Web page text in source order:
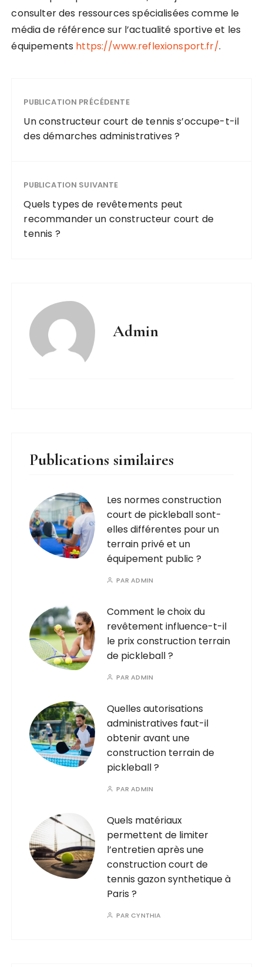
consulter des ressources spécialisées comme le
média de référence sur l’actualité sportive et les
équipements https://www.reflexionsport.fr/.
PUBLICATION PRÉCÉDENTE
Un constructeur court de tennis s’occupe-t-il
des démarches administratives ?
PUBLICATION SUIVANTE
Quels types de revêtements peut
recommander un constructeur court de
tennis ?
Admin
Publications similaires
Les normes construction
court de pickleball sont-
elles différentes pour un
terrain privé et un
équipement public ?
PARADMIN
Comment le choix du
revêtement influence-t-il
le prix construction terrain
de pickleball ?
PARADMIN
Quelles autorisations
administratives faut-il
obtenir avant une
construction terrain de
pickleball ?
PARADMIN
Quels matériaux
permettent de limiter
l’entretien après une
construction court de
tennis gazon synthetique à
Paris ?
PAR CYNTHIA